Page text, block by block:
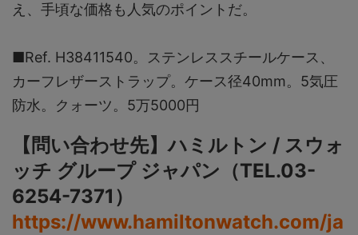
え、手頃な価格も人気のポイントだ。
■Ref. H38411540。ステンレススチールケース、
カーフレザーストラップ。ケース径40mm。5気圧
防水。クォーツ。5万5000円
【問い合わせ先】ハミルトン / スウォ
ッチ グループ ジャパン（TEL.03-
6254-7371）
https://www.hamiltonwatch.com/ja